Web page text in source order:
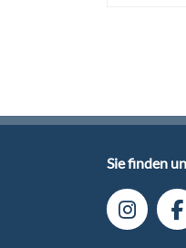
Sie finden